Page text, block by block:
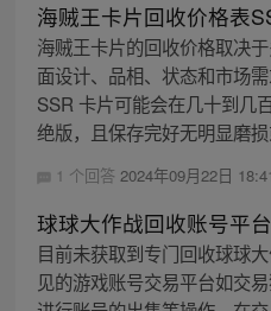
海贼王卡片回收价格表
海贼王卡片的回收价格取决
面设计、品相、状态和市场
SSR 卡片可能会在几十到几
绝版，且保存完好无明显磨
1 个回答 2024年09月22日
球球大作战回收账号平台
目前未获取到专门回收球球
见的游戏账号交易平台如交